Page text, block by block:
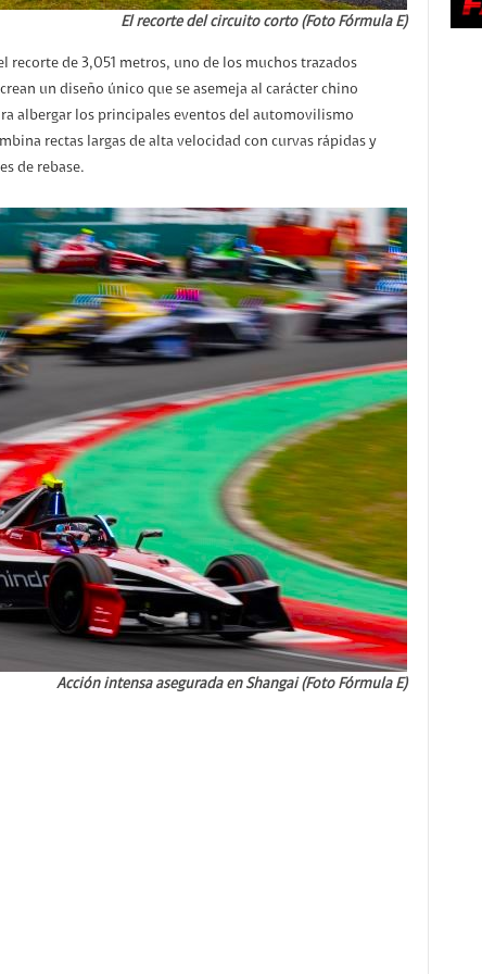
El recorte del circuito corto (Foto Fórmula E)
recorte de 3,051 metros, uno de los muchos trazados
un diseño único que se asemeja al carácter chino
albergar los principales eventos del automovilismo
rectas largas de alta velocidad con curvas rápidas y
de rebase.
Acción intensa asegurada en Shangai (Foto Fórmula E)